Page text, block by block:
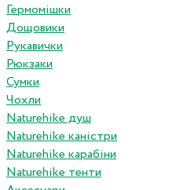
Гермомішки
Дощовики
Рукавички
Рюкзаки
Сумки
Чохли
Naturehike душ
Naturehike каністри
Naturehike карабіни
Naturehike тенти